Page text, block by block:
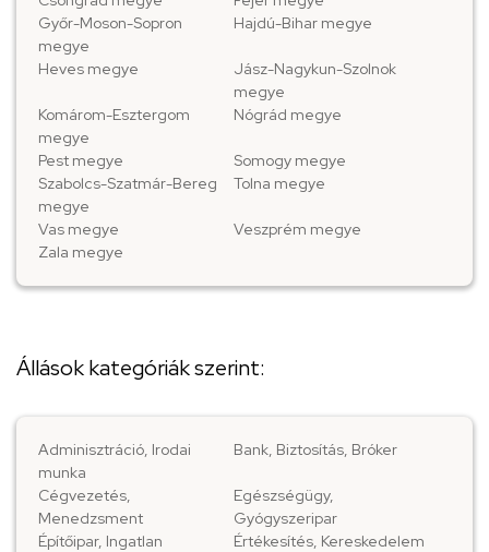
Győr-Moson-Sopron
megye
Hajdú-Bihar megye
Heves megye
Jász-Nagykun-Szolnok
megye
Komárom-Esztergom
megye
Nógrád megye
Pest megye
Somogy megye
Szabolcs-Szatmár-Bereg
megye
Tolna megye
Vas megye
Veszprém megye
Zala megye
Állások kategóriák szerint:
Adminisztráció, Irodai
munka
Bank, Biztosítás, Bróker
Cégvezetés,
Menedzsment
Egészségügy,
Gyógyszeripar
Építőipar, Ingatlan
Értékesítés, Kereskedelem